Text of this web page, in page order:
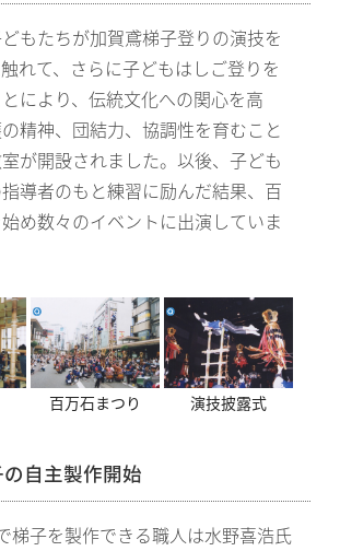
もたちが加賀鳶梯子登りの演技を
れて、さらに子どもはしご登りを
により、伝統文化への関心を高
精神、団結力、協調性を育むこと
が開設されました。以後、子ども
導者のもと練習に励んだ結果、百
め数々のイベントに出演していま
百万石まつり 演技披露式
自主製作開始
梯子を製作できる職人は水野喜浩氏